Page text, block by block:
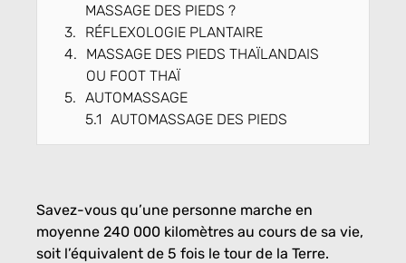
MASSAGE DES PIEDS ?
RÉFLEXOLOGIE PLANTAIRE
MASSAGE DES PIEDS THAÏLANDAIS
OU FOOT THAÏ
AUTOMASSAGE
AUTOMASSAGE DES PIEDS
Savez-vous qu’une personne marche en
moyenne 240 000 kilomètres au cours de sa vie,
soit l’équivalent de 5 fois le tour de la Terre.